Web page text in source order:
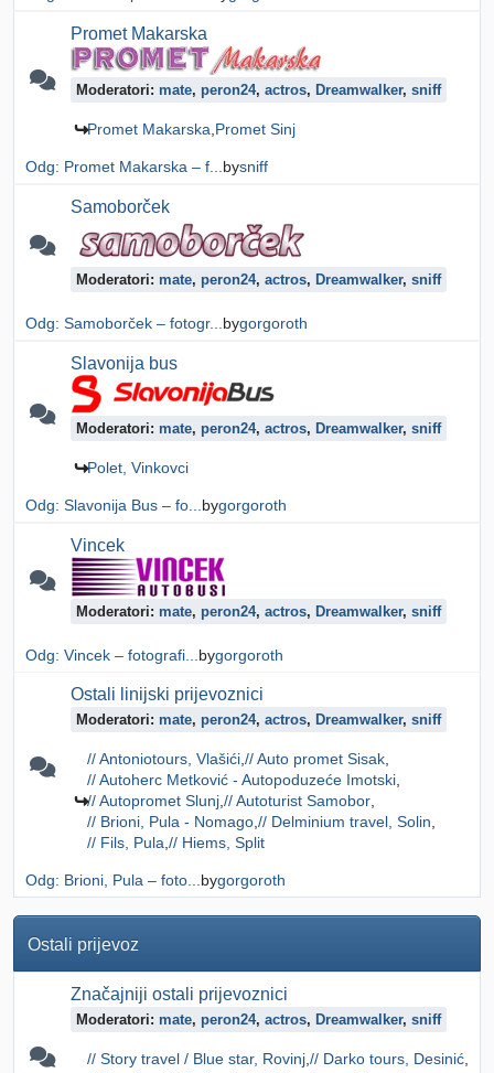
Promet Makarska
Moderatori: mate, peron24, actros, Dreamwalker, sniff
Promet Makarska Promet Sinj
Odg: Promet Makarska – f... bysniff
Samoborček
Moderatori: mate, peron24, actros, Dreamwalker, sniff
Odg: Samoborček – fotogr... bygorgoroth
Slavonija bus
Moderatori: mate, peron24, actros, Dreamwalker, sniff
Polet, Vinkovci
Odg: Slavonija Bus – fo... bygorgoroth
Vincek
Moderatori: mate, peron24, actros, Dreamwalker, sniff
Odg: Vincek – fotografi... bygorgoroth
Ostali linijski prijevoznici
Moderatori: mate, peron24, actros, Dreamwalker, sniff
// Antoniotours, Vlašići // Auto promet Sisak
// Autoherc Metković - Autopoduzeće Imotski
// Autopromet Slunj // Autoturist Samobor
// Brioni, Pula - Nomago // Delminium travel, Solin
// Fils, Pula // Hiems, Split
Odg: Brioni, Pula – foto... bygorgoroth
Ostali prijevoz
Značajniji ostali prijevoznici
Moderatori: mate, peron24, actros, Dreamwalker, sniff
// Story travel / Blue star, Rovinj // Darko tours, Desinić